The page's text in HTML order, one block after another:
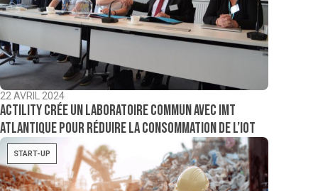
22 AVRIL 2024
Actility crée un laboratoire commun avec IMT
Atlantique pour réduire la consommation de l’IoT
START-UP